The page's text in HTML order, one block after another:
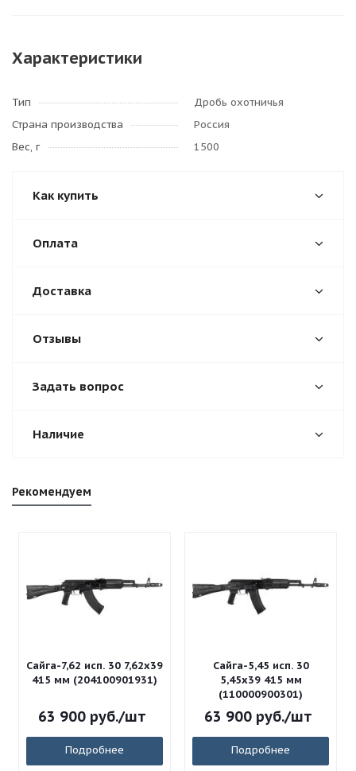
Характеристики
Тип
Дробь охотничья
Страна производства
Россия
Вес, г
1500
Как купить
Оплата
Доставка
Отзывы
Задать вопрос
Наличие
Рекомендуем
Сайга-7,62 исп. 30 7,62x39
415 мм (204100901931)
63 900руб./шт
Подробнее
Сайга-5,45 исп. 30
5,45x39 415 мм
(110000900301)
63 900руб./шт
Подробнее